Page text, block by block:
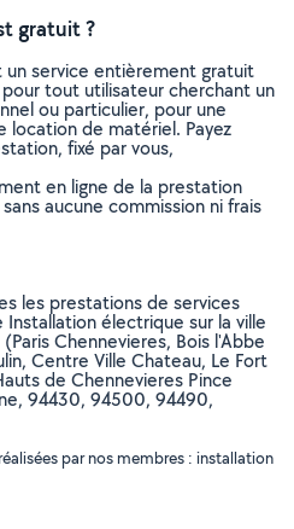
gratuit ?
un service entièrement gratuit
tout utilisateur cherchant un
ou particulier, pour une
location de matériel. Payez
fixé par vous,
en ligne de la prestation
aucune commission ni frais
les prestations de services
électrique sur la ville
Chennevieres, Bois l'Abbe
Centre Ville Chateau, Le Fort
de Chennevieres Pince
94430, 94500, 94490,
par nos membres : installation